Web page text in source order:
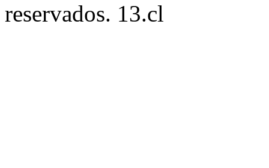
reservados. 13.cl